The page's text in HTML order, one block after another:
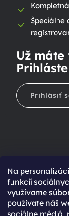
Na
funkcií
využívame
používate náš
sociálne médiá,
Špeciálne
Už máte
Prihlásiť
Ešte
Rýchlejší nákup
Prehľad o stave